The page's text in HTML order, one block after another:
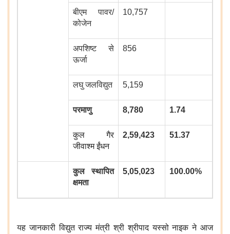
बीएम पावर/
कोजेन
10,757
अपशिष्‍ट से
ऊर्जा
856
लघु जलविद्युत 5,159
परमाणु 8,780 1.74
कुल गैर
जीवाश्म ईंधन
2,59,423 51.37
कुल स्थापित
क्षमता
5,05,023 100.00%
यह जानकारी विद्युत राज्य मंत्री श्री श्रीपाद यस्सो नाइक ने आज